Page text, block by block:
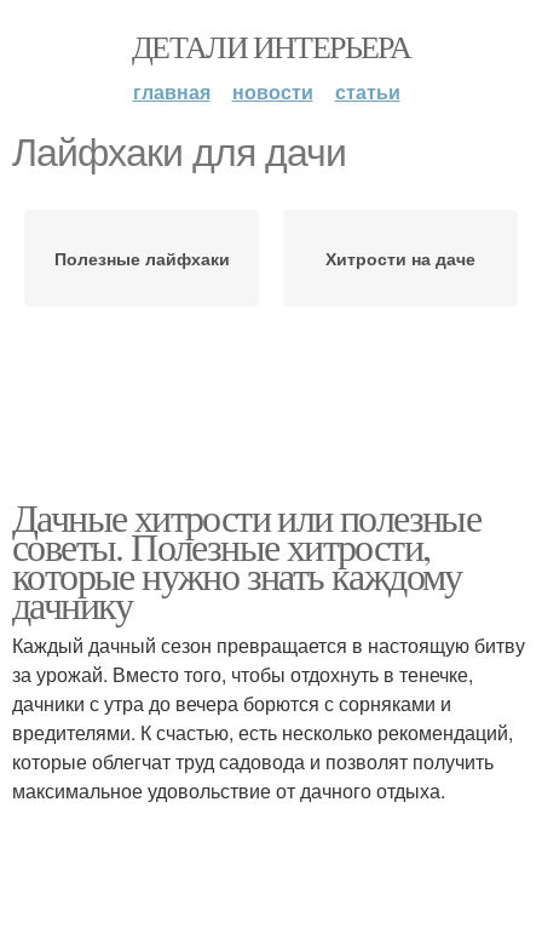
ДЕТАЛИ ИНТЕРЬЕРА
главная новости статьи
Лайфхаки для дачи
Полезные лайфхаки Хитрости на даче
Дачные хитрости или полезные
советы. Полезные хитрости,
которые нужно знать каждому
дачнику
Каждый дачный сезон превращается в настоящую битву
за урожай. Вместо того, чтобы отдохнуть в тенечке,
дачники с утра до вечера борются с сорняками и
вредителями. К счастью, есть несколько рекомендаций,
которые облегчат труд садовода и позволят получить
максимальное удовольствие от дачного отдыха.